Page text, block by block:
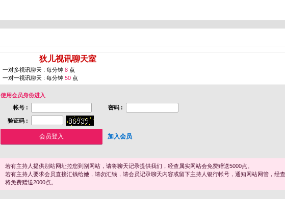
狄儿视讯聊天室
一对多视讯聊天 : 每分钟 8 点
一对一视讯聊天 : 每分钟 50 点
使用会员身份进入
帐号 :
密码 :
验证码 :
加入会员
若有主持人提供别站网址拉您到别网站，请将聊天记录提供我们，经查属实网站会免费赠送5000点。
若有主持人要求会员直接汇钱给她，请勿汇钱，请会员记录聊天内容或留下主持人银行帐号，通知网站网管，经
将免费赠送2000点。